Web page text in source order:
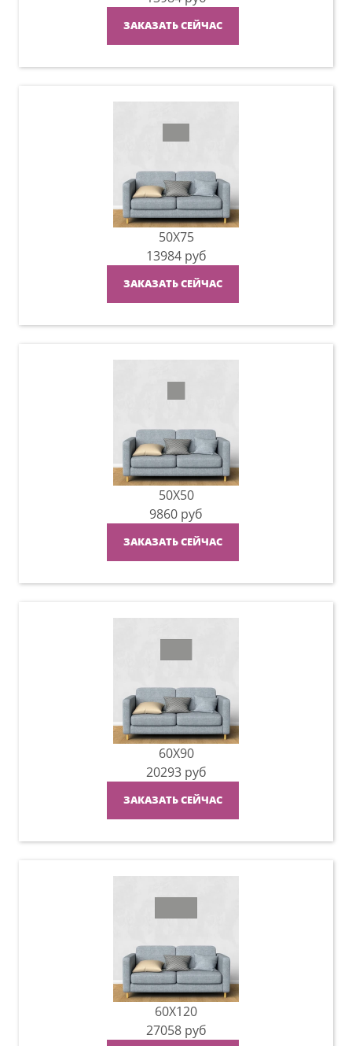
ЗАКАЗАТЬ СЕЙЧАС
50X75
13984 руб
ЗАКАЗАТЬ СЕЙЧАС
50X50
9860 руб
ЗАКАЗАТЬ СЕЙЧАС
60X90
20293 руб
ЗАКАЗАТЬ СЕЙЧАС
60X120
27058 руб